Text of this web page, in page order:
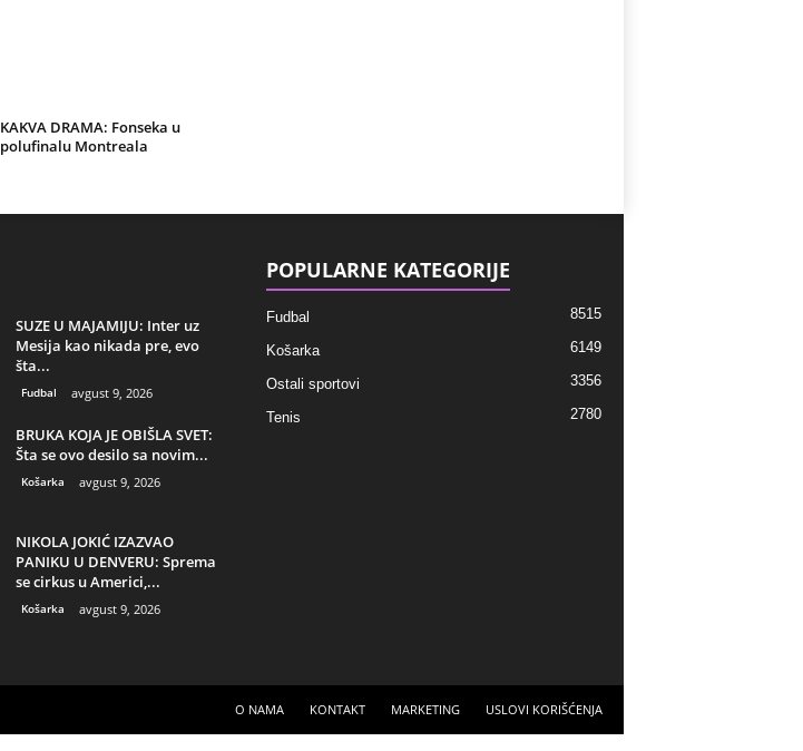
KAKVA DRAMA: Fonseka u
polufinalu Montreala
SUZE U MAJAMIJU: Inter uz
Mesija kao nikada pre, evo
šta...
Fudbal avgust 9, 2026
BRUKA KOJA JE OBIŠLA SVET:
Šta se ovo desilo sa novim...
Košarka avgust 9, 2026
NIKOLA JOKIĆ IZAZVAO
PANIKU U DENVERU: Sprema
se cirkus u Americi,...
Košarka avgust 9, 2026
POPULARNE KATEGORIJE
Fudbal 8515
Košarka 6149
Ostali sportovi 3356
Tenis 2780
O NAMA KONTAKT MARKETING USLOVI KORIŠĆENJA